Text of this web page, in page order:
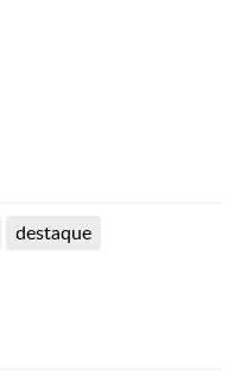
destaque